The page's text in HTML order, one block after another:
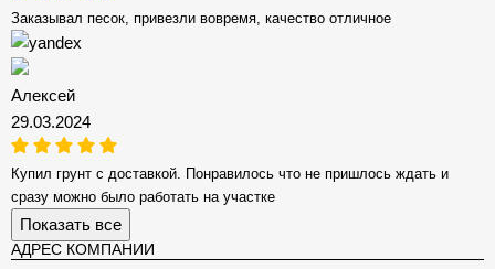
Заказывал песок, привезли вовремя, качество отличное
Алексей
29.03.2024
Купил грунт с доставкой. Понравилось что не пришлось ждать и
сразу можно было работать на участке
Показать все
АДРЕС КОМПАНИИ